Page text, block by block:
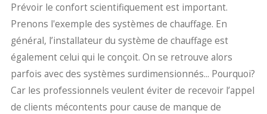
Prévoir le confort scientifiquement est important.
Prenons l'exemple des systèmes de chauffage. En
général, l’installateur du système de chauffage est
également celui qui le conçoit. On se retrouve alors
parfois avec des systèmes surdimensionnés... Pourquoi?
Car les professionnels veulent éviter de recevoir l’appel
de clients mécontents pour cause de manque de